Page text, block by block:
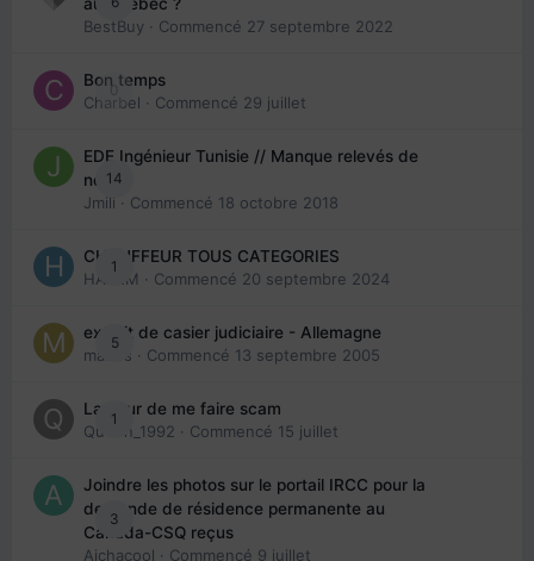
BestBuy · Commencé 27 septembre 2022
0
Bon temps
Charbel · Commencé 29 juillet
14
EDE Ingénieur Tunisie // Manque relevés de
note
Jmili · Commencé 18 octobre 2018
1
CHAUFFEUR TOUS CATEGORIES
HAZEM · Commencé 20 septembre 2024
5
extrait de casier judiciaire - Allemagne
maries · Commencé 13 septembre 2005
1
La peur de me faire scam
Queen_1992 · Commencé 15 juillet
3
Joindre les photos sur le portail IRCC pour la
demande de résidence permanente au
Canada-CSQ reçus
Aichacool · Commencé 9 juillet